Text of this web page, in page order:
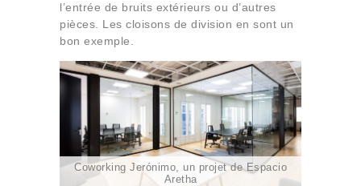
l’entrée de bruits extérieurs ou d’autres
pièces. Les cloisons de division en sont un
bon exemple.
Coworking Jerónimo, un projet de Espacio
Aretha